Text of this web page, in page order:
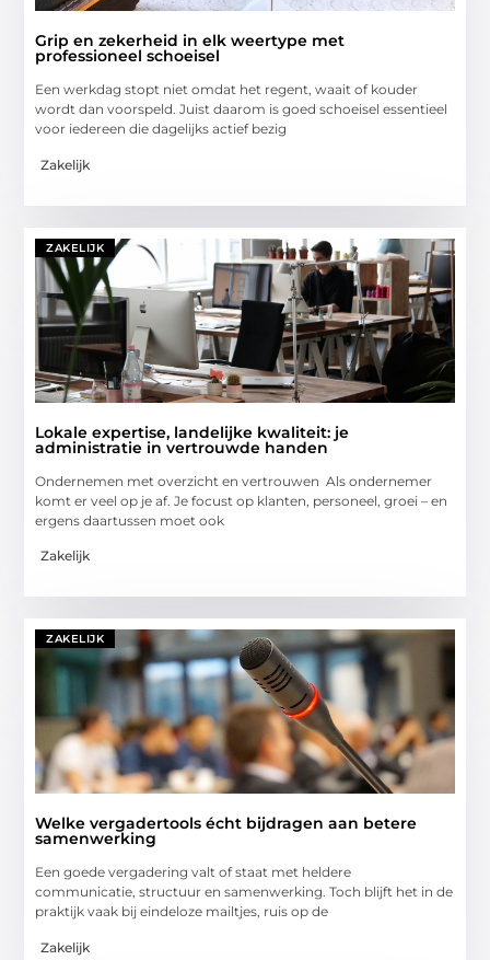
Grip en zekerheid in elk weertype met
professioneel schoeisel
Een werkdag stopt niet omdat het regent, waait of kouder
wordt dan voorspeld. Juist daarom is goed schoeisel essentieel
voor iedereen die dagelijks actief bezig
Zakelijk
ZAKELIJK
Lokale expertise, landelijke kwaliteit: je
administratie in vertrouwde handen
Ondernemen met overzicht en vertrouwen Als ondernemer
komt er veel op je af. Je focust op klanten, personeel, groei – en
ergens daartussen moet ook
Zakelijk
ZAKELIJK
Welke vergadertools écht bijdragen aan betere
samenwerking
Een goede vergadering valt of staat met heldere
communicatie, structuur en samenwerking. Toch blijft het in de
praktijk vaak bij eindeloze mailtjes, ruis op de
Zakelijk